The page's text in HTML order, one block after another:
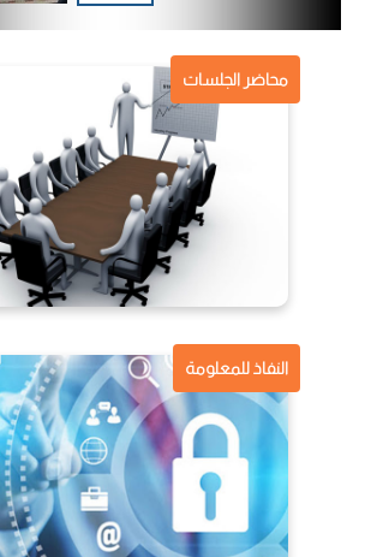
محاضر الجلسات
النفاذ للمعلومة